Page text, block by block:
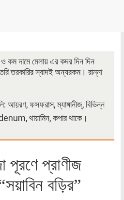
ও কম দামে মেলায় এর কদর দিন দিন
তরকারির স্বাদই অন্যরকম। রান্না
আয়রণ, ফসফরাস, ম্যাঙ্গানীজ্, বিভিন্ন
থায়ামিন, কপার থাকে।
পূরণে প্রাণীজ
বড়ির”